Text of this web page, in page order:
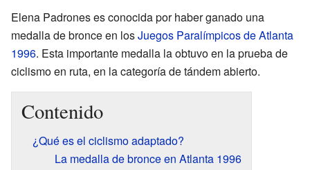
Elena Padrones es conocida por haber ganado una
medalla de bronce en losJuegos Paralímpicos de Atlanta
1996. Esta importante medalla la obtuvo en la prueba de
ciclismo en ruta, en la categoría de tándem abierto.
Contenido
¿Qué es el ciclismo adaptado?
La medalla de bronce en Atlanta 1996